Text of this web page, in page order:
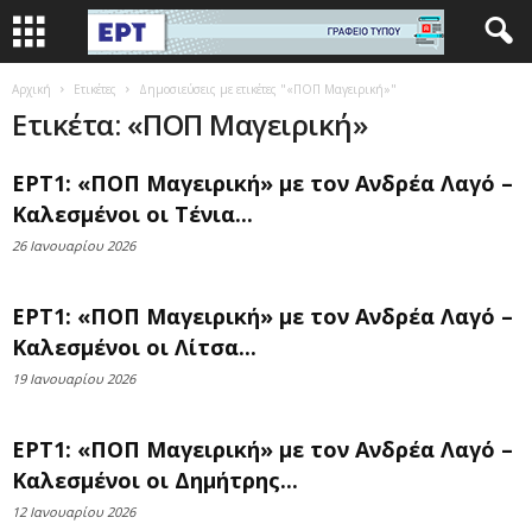
Αρχική Ετικέτες Δημοσιεύσεις με ετικέτες "«ΠΟΠ Μαγειρική»"
Ετικέτα: «ΠΟΠ Μαγειρική»
ΕΡΤ1: «ΠΟΠ Μαγειρική» με τον Ανδρέα Λαγό –
Καλεσμένοι οι Τένια...
26 Ιανουαρίου 2026
ΕΡΤ1: «ΠΟΠ Μαγειρική» με τον Ανδρέα Λαγό –
Καλεσμένοι οι Λίτσα...
19 Ιανουαρίου 2026
ΕΡΤ1: «ΠΟΠ Μαγειρική» με τον Ανδρέα Λαγό –
Καλεσμένοι οι Δημήτρης...
12 Ιανουαρίου 2026